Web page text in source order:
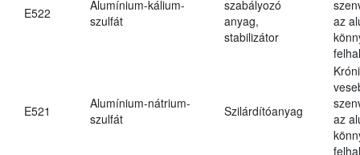
E522
Alumínium-kálium-
szulfát
szabályozó
anyag,
stabilizátor
az
E521
Alumínium-nátrium-
szulfát
Szilárdítóanyag
az